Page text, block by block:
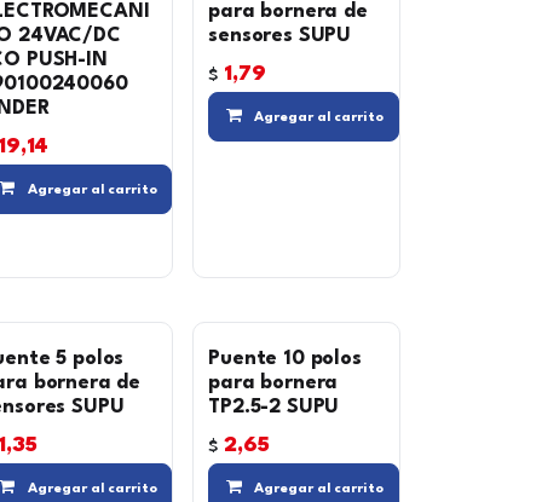
Compara Agregar a la lista de deseos
24VAC/DC
PUSH-IN
19,14
Agregar al carrito
para bornera de
sensores SUPU
$ 1,79
Agregar al carrito
5 polos
bornera de
SUPU
1,35
Agregar al carrito Compara Agregar a la lista de
Puente 10 polos
para bornera
TP2.5-2 SUPU
$2,65
Agregar al carrito